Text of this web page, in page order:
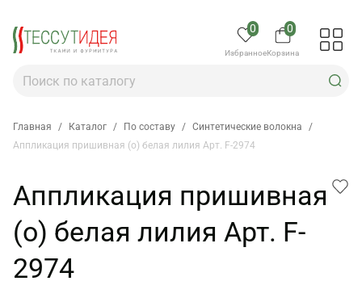
0
Избранное
0
Корзина
Главная / Каталог / По составу / Синтетические волокна
/
Аппликация пришивная (о) белая лилия Арт. F-2974
Аппликация пришивная
(о) белая лилия Арт. F-
2974